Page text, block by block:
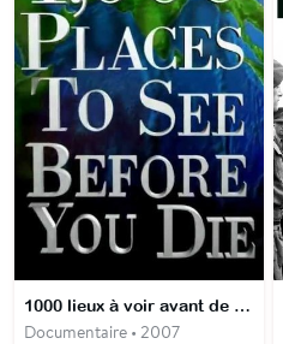
1000 lieux à voir avant de mourir
Documentaire • 2007